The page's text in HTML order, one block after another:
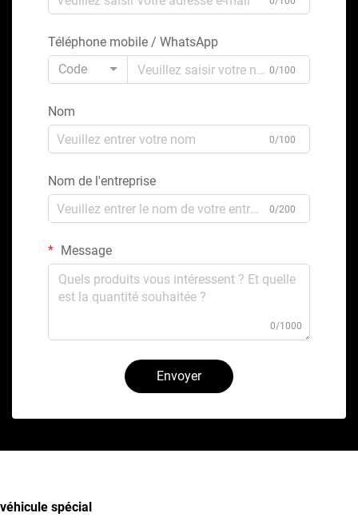
Téléphone mobile / WhatsApp
Code
0/100
Nom
0/100
Nom de l'entreprise
0/200
Message
0/1000
Envoyer
véhicule spécial